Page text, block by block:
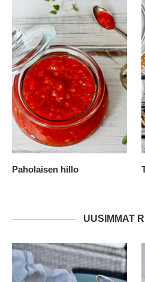
Paholaisen hillo
UUSIMMAT